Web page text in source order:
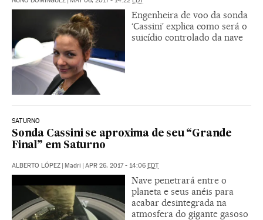
Engenheira de voo da sonda
‘Cassini’ explica como será o
suicídio controlado da nave
SATURNO
Sonda Cassini se aproxima de seu “Grande
Final” em Saturno
ALBERTO LÓPEZ | Madri | APR 26, 2017 - 14:06 EDT
Nave penetrará entre o
planeta e seus anéis para
acabar desintegrada na
atmosfera do gigante gasoso